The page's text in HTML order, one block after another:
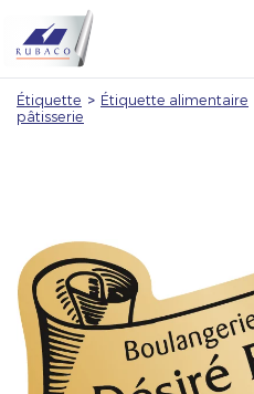
Étiquette > Étiquette alimentaire
pâtisserie